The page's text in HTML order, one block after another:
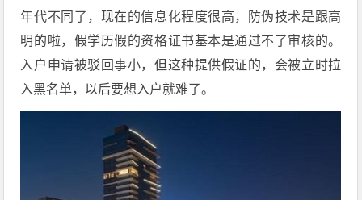
年代不同了，现在的信息化程度很高，防伪技术是跟高
明的啦，假学历假的资格证书基本是通过不了审核的。
入户申请被驳回事小，但这种提供假证的，会被立时拉
入黑名单，以后要想入户就难了。